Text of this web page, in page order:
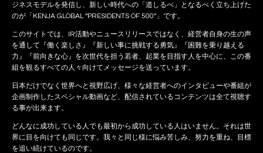
ジネスモデルを発信し、新しい時代への「道しるべ」となるべく立ち上げた
のが「KENJA GLOBAL “PRESIDENTS OF 500”」です。
このサイトでは、IR活動やニュースリリースではなく、経営者自身の生の声
を通して『働く楽しさ』『新しい事に挑戦する勇気』『困難を乗り越える
力』『前向きな心』を次世代を担う若者、起業を目指す人を中心に、この番
組を観るすべての人々向けてメッセージを送っています。
日本だけでなく世界へと視野広げ、様々な経営者へのインタビューや番組が
企画制作したスペシャル動画など、配信されているコンテンツは全て視聴す
る事が出来ます。
どんなに成功している人でも最初から成功している人はいません。それは世
界に目を向けても同じです。我々と同じ様に悩み苦しみ、努力を重ね、目標
を追い続けているのです。